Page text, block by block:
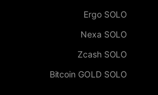
Ergo SOLO
Nexa SOLO
Zcash SOLO
Bitcoin GOLD SOLO